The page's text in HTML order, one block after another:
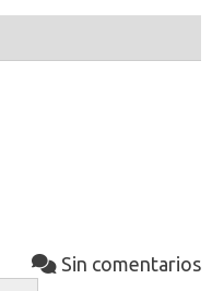
Sin comentarios